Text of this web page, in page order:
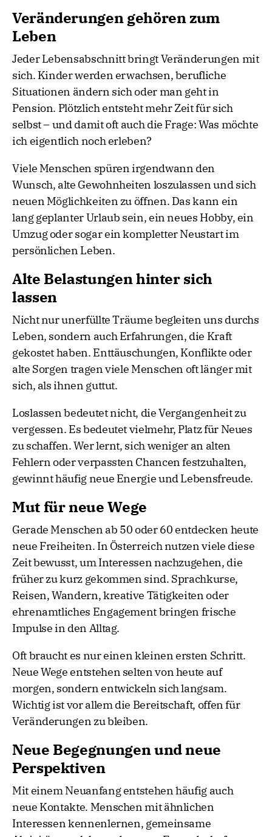
Veränderungen gehören zum
Leben
Jeder Lebensabschnitt bringt Veränderungen mit
sich. Kinder werden erwachsen, berufliche
Situationen ändern sich oder man geht in
Pension. Plötzlich entsteht mehr Zeit für sich
selbst – und damit oft auch die Frage: Was möchte
ich eigentlich noch erleben?
Viele Menschen spüren irgendwann den
Wunsch, alte Gewohnheiten loszulassen und sich
neuen Möglichkeiten zu öffnen. Das kann ein
lang geplanter Urlaub sein, ein neues Hobby, ein
Umzug oder sogar ein kompletter Neustart im
persönlichen Leben.
Alte Belastungen hinter sich
lassen
Nicht nur unerfüllte Träume begleiten uns durchs
Leben, sondern auch Erfahrungen, die Kraft
gekostet haben. Enttäuschungen, Konflikte oder
alte Sorgen tragen viele Menschen oft länger mit
sich, als ihnen guttut.
Loslassen bedeutet nicht, die Vergangenheit zu
vergessen. Es bedeutet vielmehr, Platz für Neues
zu schaffen. Wer lernt, sich weniger an alten
Fehlern oder verpassten Chancen festzuhalten,
gewinnt häufig neue Energie und Lebensfreude.
Mut für neue Wege
Gerade Menschen ab 50 oder 60 entdecken heute
neue Freiheiten. In Österreich nutzen viele diese
Zeit bewusst, um Interessen nachzugehen, die
früher zu kurz gekommen sind. Sprachkurse,
Reisen, Wandern, kreative Tätigkeiten oder
ehrenamtliches Engagement bringen frische
Impulse in den Alltag.
Oft braucht es nur einen kleinen ersten Schritt.
Neue Wege entstehen selten von heute auf
morgen, sondern entwickeln sich langsam.
Wichtig ist vor allem die Bereitschaft, offen für
Veränderungen zu bleiben.
Neue Begegnungen und neue
Perspektiven
Mit einem Neuanfang entstehen häufig auch
neue Kontakte. Menschen mit ähnlichen
Interessen kennenlernen, gemeinsame